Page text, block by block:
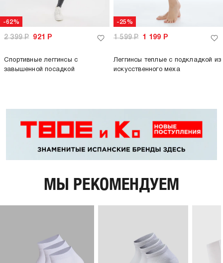
-62%
2 399Р 921 Р
Спортивные леггинсы с
завышенной посадкой
-25%
1 599Р 1 199 Р
Леггинсы теплые с подкладкой из
искусственного меха
МЫ РЕКОМЕНДУЕМ